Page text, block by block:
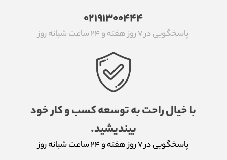
۰۲۱۹۱۳۰۰۴۴۴
پاسخگویی در ۷ روز هفته و ۲۴ ساعت شبانه روز
با خیال راحت به توسعه کسب و کار خود
بیندیشید.
پاسخگویی در ۷ روز هفته و ۲۴ ساعت شبانه روز